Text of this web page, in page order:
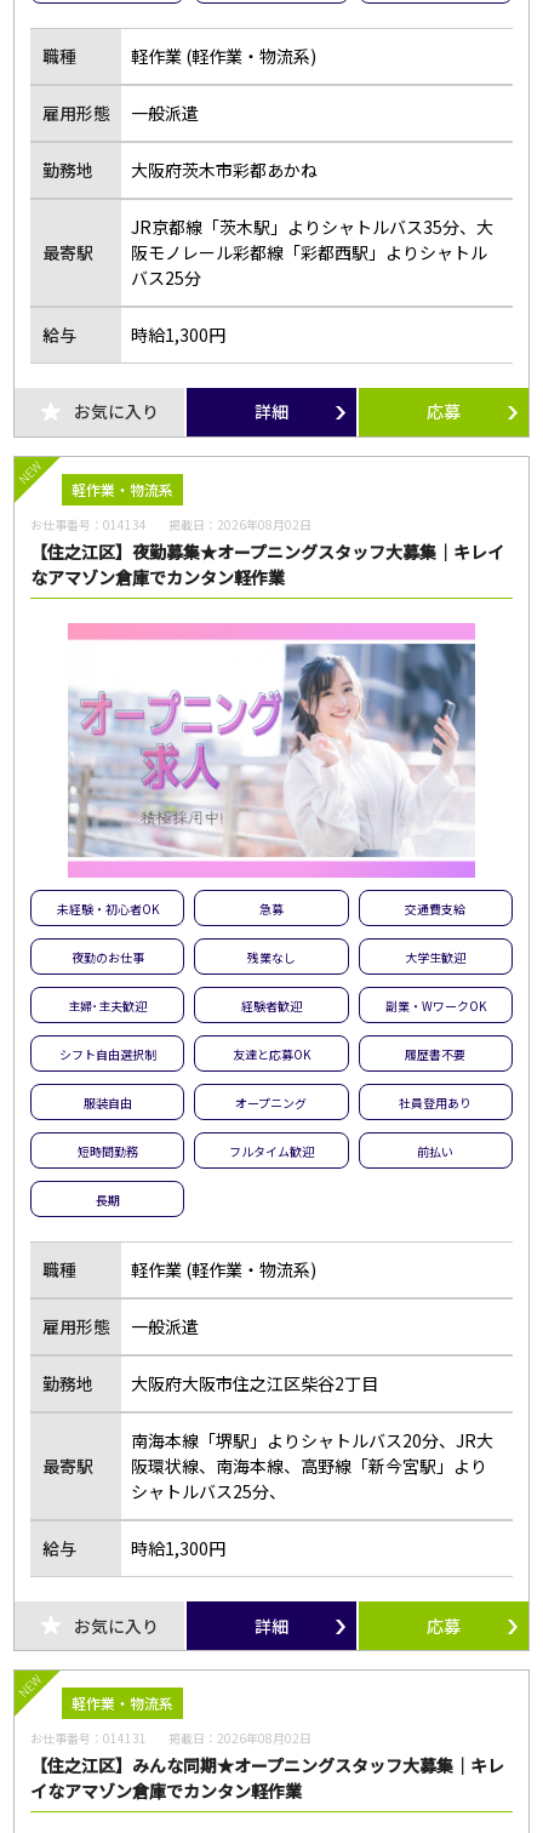
職種 軽作業 (軽作業・物流系)
雇用形態 一般派遣
勤務地 大阪府茨木市彩都あかね
最寄駅
JR京都線「茨木駅」よりシャトルバス35分、大
阪モノレール彩都線「彩都西駅」よりシャトル
バス25分
給与 時給1,300円
お気に入り 詳細 応募
NEW
軽作業・物流系
お仕事番号：014134 掲載日： 2026年08月02日
【住之江区】夜勤募集★オープニングスタッフ大募集｜キレイ
なアマゾン倉庫でカンタン軽作業
未経験・初心者OK 急募 交通費支給
夜勤のお仕事 残業なし 大学生歓迎
主婦･主夫歓迎 経験者歓迎 副業・WワークOK
シフト自由選択制 友達と応募OK 履歴書不要
服装自由 オープニング 社員登用あり
短時間勤務 フルタイム歓迎 前払い
長期
職種 軽作業 (軽作業・物流系)
雇用形態 一般派遣
勤務地 大阪府大阪市住之江区柴谷2丁目
最寄駅
南海本線「堺駅」よりシャトルバス20分、JR大
阪環状線、南海本線、高野線「新今宮駅」より
シャトルバス25分、
給与 時給1,300円
お気に入り 詳細 応募
NEW
軽作業・物流系
お仕事番号：014131 掲載日： 2026年08月02日
【住之江区】みんな同期★オープニングスタッフ大募集｜キレ
イなアマゾン倉庫でカンタン軽作業